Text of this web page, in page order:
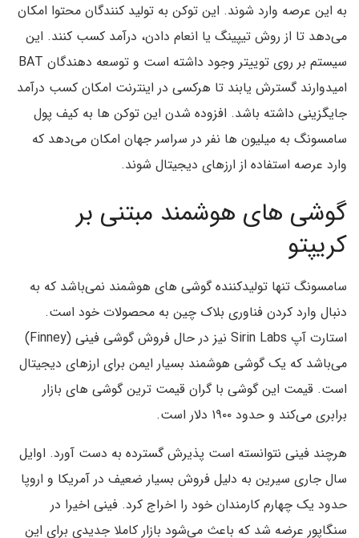
به این عرصه وارد شوند. این توکن به تولید کنندگان محتوا امکان
می‌دهد تا از روش تیپینگ یا انعام دادن، درآمد کسب کنند. این
سیستم بر روی توییتر وجود داشته است و توسعه دهندگان BAT
امیدوارند گسترش یابند تا هرکسی در اینترنت امکان کسب درآمد
جایگزینی داشته باشد. افزوده شدن این توکن ها به کیف پول
سامسونگ به میلیون ها نفر در سراسر جهان امکان می‌دهد که
وارد عرصه استفاده از ارزهای دیجیتال شوند.
گوشی های هوشمند مبتنی بر
کریپتو
سامسونگ تنها تولیدکننده گوشی های هوشمند نمی‌باشد که به
دنبال وارد کردن فناوری بلاک چین به محصولات خود است.
استارت آپ Sirin Labs نیز در حال فروش گوشی فینی (Finney)
می‌باشد که یک گوشی هوشمند بسیار ایمن برای ارزهای دیجیتال
است. قیمت این گوشی با گران قیمت ترین گوشی های بازار
برابری می‌کند و حدود ۱۹۰۰ دلار است.
هرچند فینی نتوانسته است پذیرش گسترده به دست آورد. اوایل
سال جاری سیرین به دلیل فروش بسیار ضعیف در آمریکا و اروپا
حدود یک چهارم کارمندان خود را اخراج کرد. فینی اخیرا در
سنگاپور عرضه شد که باعث می‌شود بازار کاملا جدیدی برای این